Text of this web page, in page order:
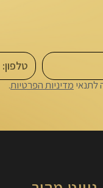
לתנאי מדיניות הפרטיות.